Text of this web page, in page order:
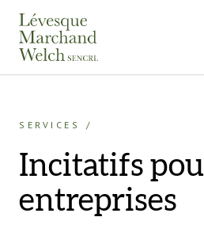
Skip
content
SERVICES
Incitatifs
entreprises